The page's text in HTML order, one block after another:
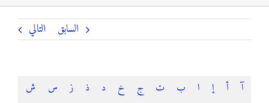
السابق التالي
آ أ إ ا ب ت ج خ د ذ ز س
ش